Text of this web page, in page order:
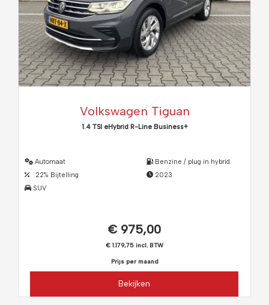
Volkswagen Tiguan
1.4 TSI eHybrid R-Line Business+
Automaat
22% Bijtelling
SUV
Benzine / plug in hybrid
2023
€ 975,00
€ 1.179,75 incl. BTW
Prijs per maand
Bekijken